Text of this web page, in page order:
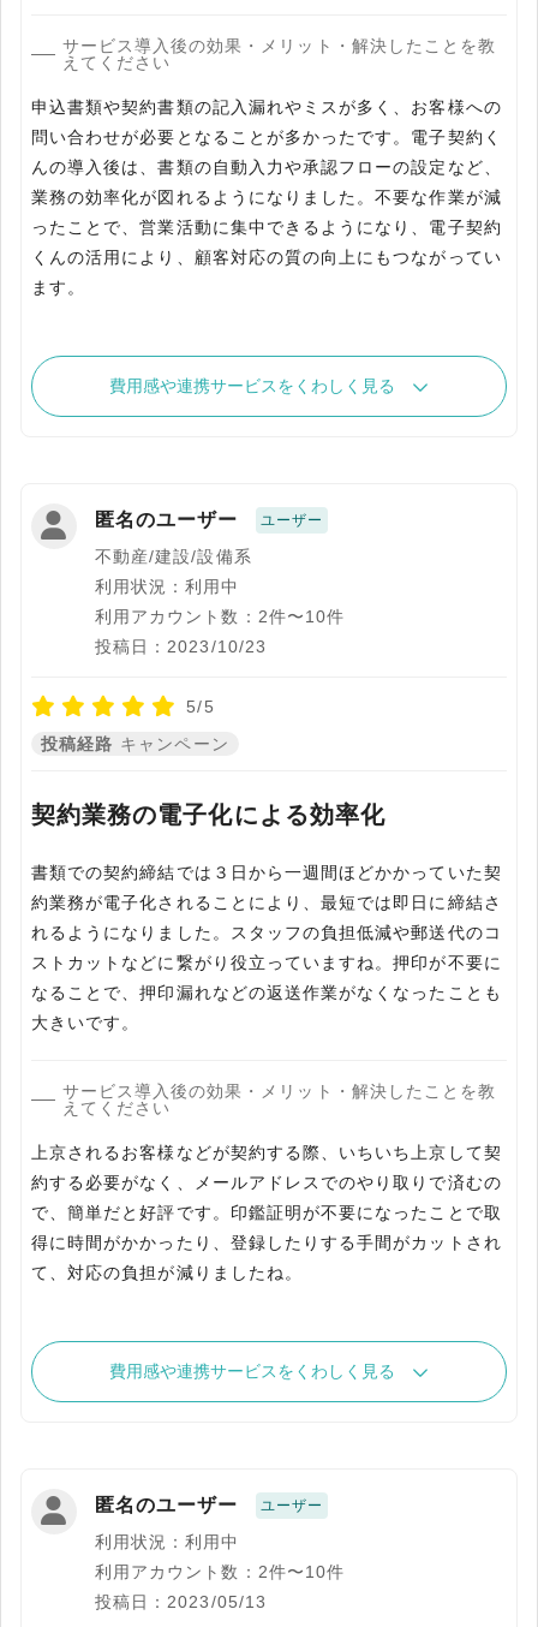
サービス導入後の効果・メリット・解決したことを教
えてください
申込書類や契約書類の記入漏れやミスが多く、お客様への
問い合わせが必要となることが多かったです。電子契約く
んの導入後は、書類の自動入力や承認フローの設定など、
業務の効率化が図れるようになりました。不要な作業が減
ったことで、営業活動に集中できるようになり、電子契約
くんの活用により、顧客対応の質の向上にもつながってい
ます。
費用感や連携サービスをくわしく見る
匿名のユーザー ユーザー
不動産/建設/設備系
利用状況：利用中
利用アカウント数：2件〜10件
投稿日：2023/10/23
5/5
投稿経路 キャンペーン
契約業務の電子化による効率化
書類での契約締結では３日から一週間ほどかかっていた契
約業務が電子化されることにより、最短では即日に締結さ
れるようになりました。スタッフの負担低減や郵送代のコ
ストカットなどに繋がり役立っていますね。押印が不要に
なることで、押印漏れなどの返送作業がなくなったことも
大きいです。
サービス導入後の効果・メリット・解決したことを教
えてください
上京されるお客様などが契約する際、いちいち上京して契
約する必要がなく、メールアドレスでのやり取りで済むの
で、簡単だと好評です。印鑑証明が不要になったことで取
得に時間がかかったり、登録したりする手間がカットされ
て、対応の負担が減りましたね。
費用感や連携サービスをくわしく見る
匿名のユーザー ユーザー
利用状況：利用中
利用アカウント数：2件〜10件
投稿日：2023/05/13